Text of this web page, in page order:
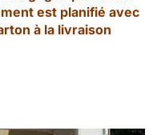
est planifié avec
à la livraison